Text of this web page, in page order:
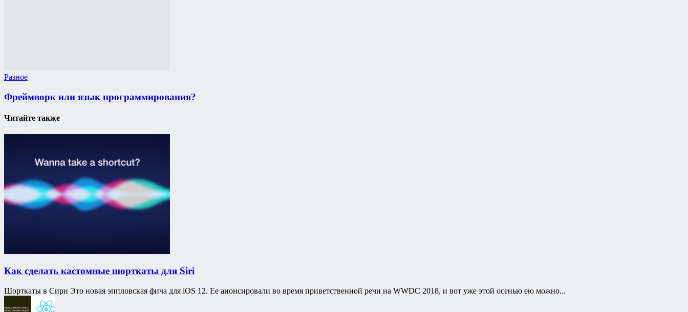
Разное
Фреймворк или язык программирования?
Читайте также
Как сделать кастомные шорткаты для Siri
Шорткаты в Сири Это новая эппловская фича для iOS 12. Ее анонсировали во время приветственной речи на WWDC 2018, и вот уже этой осенью ею можно...